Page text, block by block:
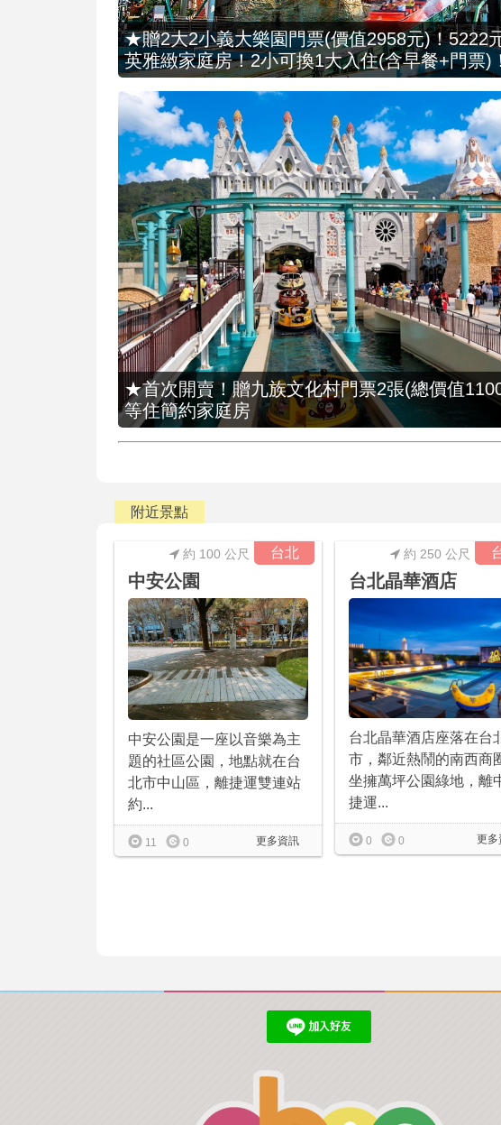
★贈2大2小義大樂園門票(價值2958元)！5222
英雅緻家庭房！2小可換1大入住(含早餐+門票)
★首次開賣！贈九族文化村門票2張(總價值
等住簡約家庭房
附近景點
台北
約 100 公尺
中安公園
中安公園是一座以音樂為主
題的社區公園，地點就在台
北市中山區，離捷運雙連站
約...
更多資訊
11 0
約 250 公尺
台北晶華酒店
台北晶華酒店座落在台
市，鄰近熱鬧的南西商
坐擁萬坪公園綠地，離
捷運...
更多
0 0